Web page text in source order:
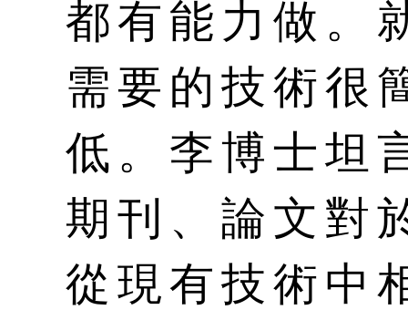
都有能力做。
需要的技術很
低。李博士坦
期刊、論文對
從現有技術中